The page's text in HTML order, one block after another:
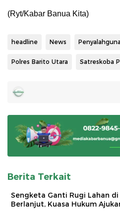
(Ryt/Kabar Banua Kita)
headline News
Polres Barito Utara
Berita Terkait
Sengketa Ganti Rugi Lahan
Berlanjut, Kuasa Hukum